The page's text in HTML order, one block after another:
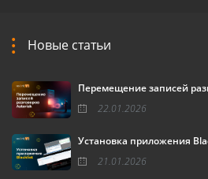
Новые статьи
Перемещение записей
22.01.2026
Установка приложения
21.01.2026